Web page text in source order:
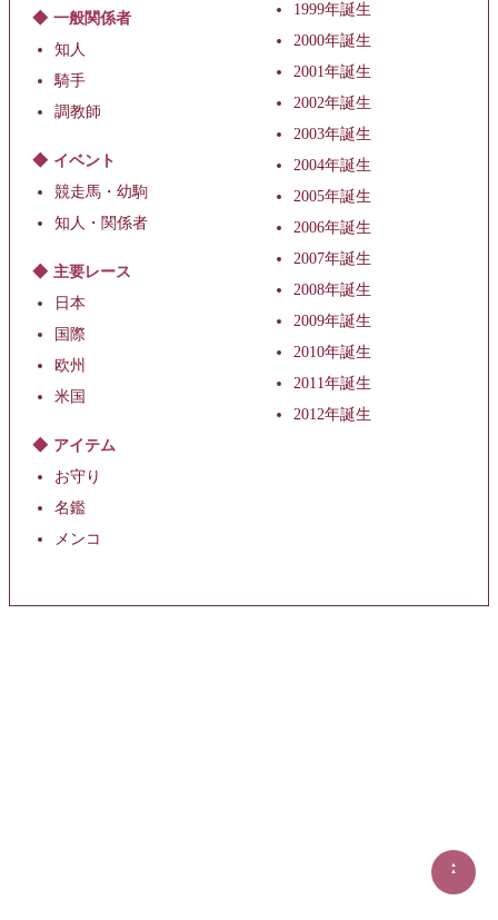
一般関係者
知人
騎手
調教師
イベント
競走馬・幼駒
知人・関係者
主要レース
日本
国際
欧州
米国
アイテム
お守り
名鑑
メンコ
1999年誕生
2000年誕生
2001年誕生
2002年誕生
2003年誕生
2004年誕生
2005年誕生
2006年誕生
2007年誕生
2008年誕生
2009年誕生
2010年誕生
2011年誕生
2012年誕生
▲
▲